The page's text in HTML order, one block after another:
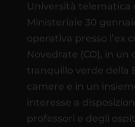
Università telematica
Ministeriale 30
operativa presso l’ex
Novedrate (CO), in
tranquillo verde della
camere e in un
interesse a
professori e degli